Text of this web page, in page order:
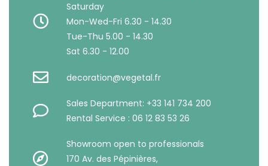
Saturday
Mon-Wed-Fri 6.30 - 14.30
Tue-Thu 5.00 - 14.30
Sat 6.30 - 12.00
decoration@vegetal.fr
Sales Department: +33 141 734 200
Rental Service : 06 12 83 53 26
Showroom open to professionals
170 Av. des Pépinières,